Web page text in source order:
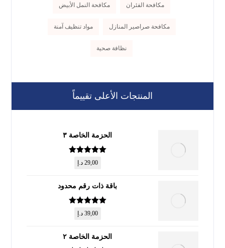
مكافحة الفئران مكافحة النمل الأبيض
مكافحة صراصير المنازل مواد تنظيف آمنة
نظافة صحية
المنتجات الأعلى تقييماً
الحزمة الخاصة ٣
تم التقييم
من 5
29,00 د.إ
باقة ذات رقم محدود
تم التقييم
من 5
39,00 د.إ
الحزمة الخاصة ٢